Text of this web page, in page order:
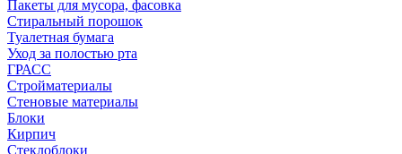
Пакеты для мусора, фасовка
Стиральный порошок
Туалетная бумага
Уход за полостью рта
ГРАСС
Стройматериалы
Стеновые материалы
Блоки
Кирпич
Стеклоблоки